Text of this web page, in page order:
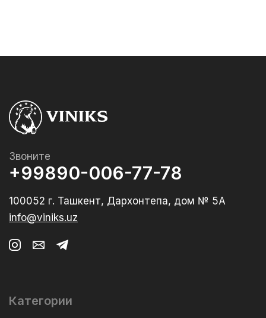
Звоните
+99890-006-77-78
100052 г. Ташкент, Дархонтепа, дом № 5А
info@viniks.uz
Категории